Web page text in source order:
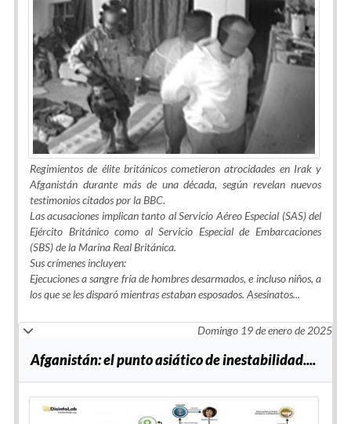
Regimientos de élite británicos cometieron atrocidades en Irak y
Afganistán durante más de una década, según revelan nuevos
testimonios citados por la BBC.
Las acusaciones implican tanto al Servicio Aéreo Especial (SAS) del
Ejército Británico como al Servicio Especial de Embarcaciones
(SBS) de la Marina Real Británica.
Sus crímenes incluyen:
Ejecuciones a sangre fría de hombres desarmados, e incluso niños, a
los que se les disparó mientras estaban esposados. Asesinatos...
Domingo 19 de enero de 2025
Afganistán: el punto asiático de inestabilidad....